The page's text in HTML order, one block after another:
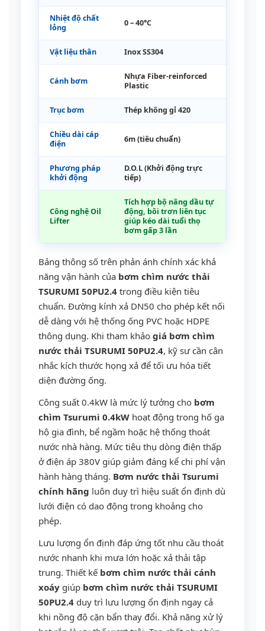
Nhiệt độ chất
lỏng
0 – 40°C
Vật liệu thân Inox SS304
Cánh bơm
Nhựa Fiber-reinforced
Plastic
Trục bơm Thép không gỉ 420
Chiều dài cáp
điện
6m (tiêu chuẩn)
Phương pháp
khởi động
D.O.L (Khởi động trực
tiếp)
Công nghệ Oil
Lifter
Tích hợp bộ nâng dầu tự
động, bôi trơn liên tục
giúp kéo dài tuổi thọ
bơm gấp 3 lần
Bảng thông số trên phản ánh chính xác khả
năng vận hành của bơm chìm nước thải
TSURUMI 50PU2.4 trong điều kiện tiêu
chuẩn. Đường kính xả DN50 cho phép kết nối
dễ dàng với hệ thống ống PVC hoặc HDPE
thông dụng. Khi tham khảo giá bơm chìm
nước thải TSURUMI 50PU2.4, kỹ sư cần cân
nhắc kích thước họng xả để tối ưu hóa tiết
diện đường ống.
Công suất 0.4kW là mức lý tưởng cho bơm
chìm Tsurumi 0.4kW hoạt động trong hố ga
hộ gia đình, bể ngầm hoặc hệ thống thoát
nước nhà hàng. Mức tiêu thụ dòng điện thấp
ở điện áp 380V giúp giảm đáng kể chi phí vận
hành hàng tháng. Bơm nước thải Tsurumi
chính hãng luôn duy trì hiệu suất ổn định dù
lưới điện có dao động trong khoảng cho
phép.
Lưu lượng ổn định đáp ứng tốt nhu cầu thoát
nước nhanh khi mưa lớn hoặc xả thải tập
trung. Thiết kế bơm chìm nước thải cánh
xoáy giúp bơm chìm nước thải TSURUMI
50PU2.4 duy trì lưu lượng ổn định ngay cả
khi nồng độ cặn bẩn thay đổi. Khả năng xử lý